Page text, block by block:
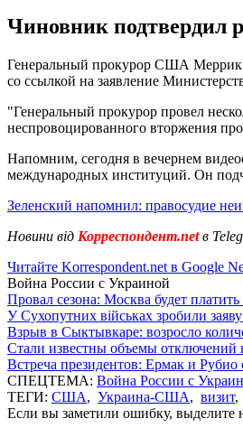
Чиновник подтвердил
Генеральный прокурор США Меррик
со ссылкой на заявление
"Генеральный прокурор провел
неспровоцированного вторжения
Напомним, сегодня в вечернем
международных институций. Он
Зеленский напомнил: правосудие
Новини від Корреспондент.netв
Читайте Korrespondent.net в Google
Война России с Украиной
Провал сезона: Москва будет
У Сухопутних військах зробили заяву
Взрыв в Сыктывкаре: возросло
Стали известны объемы отключений
Встреча президентов: Ермак и Рубио
СПЕЦТЕМА: Война России с
ТЕГИ: США, Украина-США, визит,
Если вы заметили ошибку, выделите